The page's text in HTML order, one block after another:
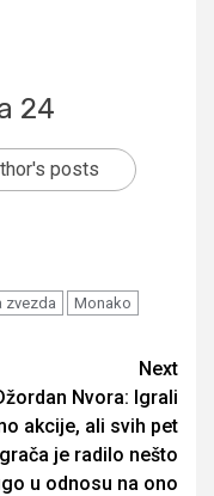
24
posts
zvezda
Monako
Next
Nvora: Igrali
akcije, ali svih pet
je radilo nešto
u odnosu na ono